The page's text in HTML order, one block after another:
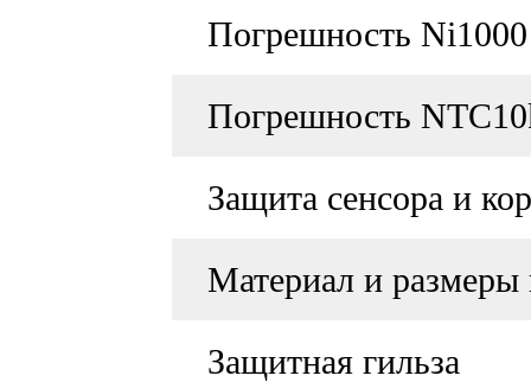
Погрешность
Погрешность
Защита сенсора и
Материал и размеры
Защитная гильза